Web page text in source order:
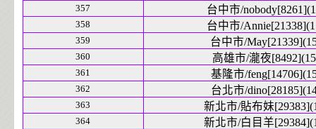
357 台中市/
358 台中市/
359 台中市/
360 高雄市/瀧夜
361 基隆市/
362 台北市/
363 新北市/貼布妹
364 新北市/白目羊